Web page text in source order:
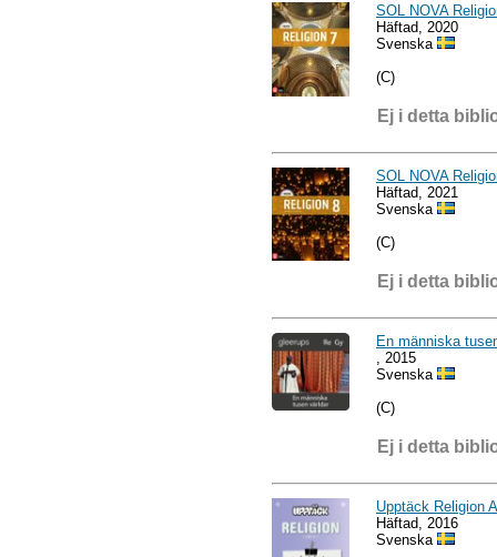
SOL NOVA
Häftad, 2020
Svenska
(C)
Ej i detta
SOL NOVA
Häftad, 2021
Svenska
(C)
Ej i detta
En människa
, 2015
Svenska
(C)
Ej i detta
Upptäck Religion
Häftad, 2016
Svenska